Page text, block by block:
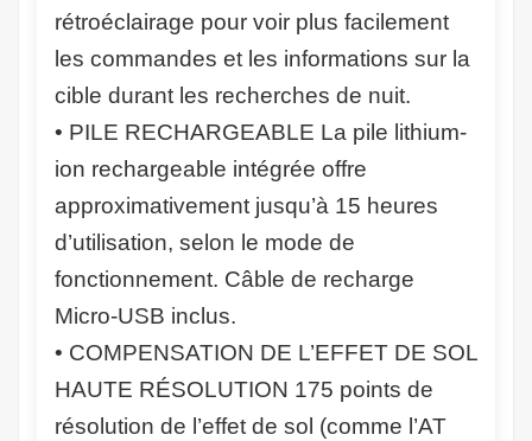
rétroéclairage pour voir plus facilement
les commandes et les informations sur la
cible durant les recherches de nuit.
• PILE RECHARGEABLE La pile lithium-
ion rechargeable intégrée offre
approximativement jusqu’à 15 heures
d’utilisation, selon le mode de
fonctionnement. Câble de recharge
Micro-USB inclus.
• COMPENSATION DE L’EFFET DE SOL
HAUTE RÉSOLUTION 175 points de
résolution de l’effet de sol (comme l’AT